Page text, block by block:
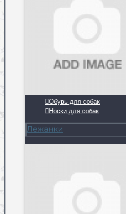
Обувь для собак
Носки для собак
Лежанки